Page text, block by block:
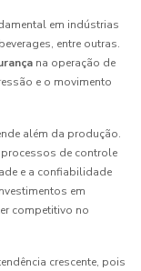
em indústrias
entre outras.
na operação de
e o movimento
além da produção.
processos de controle
e a confiabilidade
em
competitivo no
crescente, pois